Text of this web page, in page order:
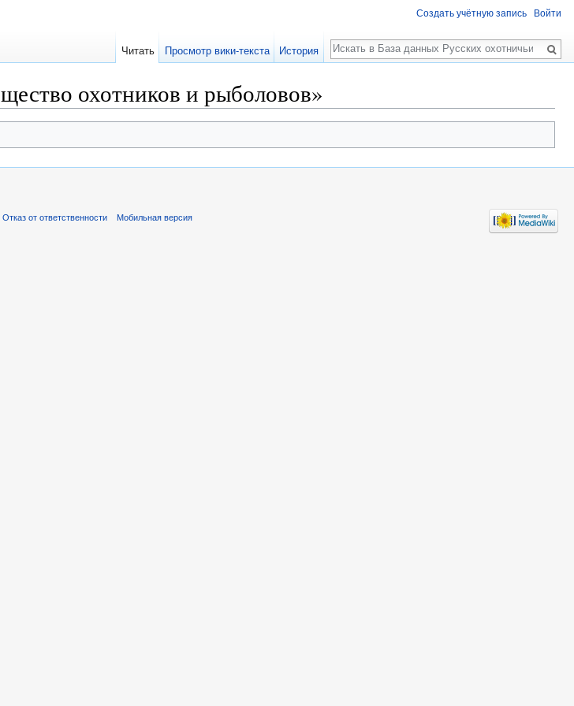
охотников и рыболовов»
Создать учётную запись Войти
Читать Просмотр вики-текста История
Поиск
Отказ от ответственности Мобильная версия